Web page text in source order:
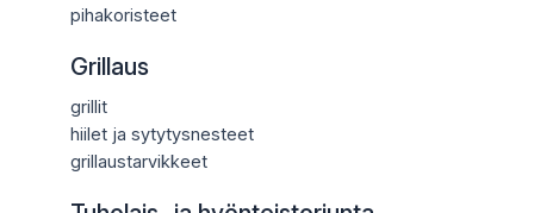
pihakoristeet
Grillaus
grillit
hiilet ja sytytysnesteet
grillaustarvikkeet